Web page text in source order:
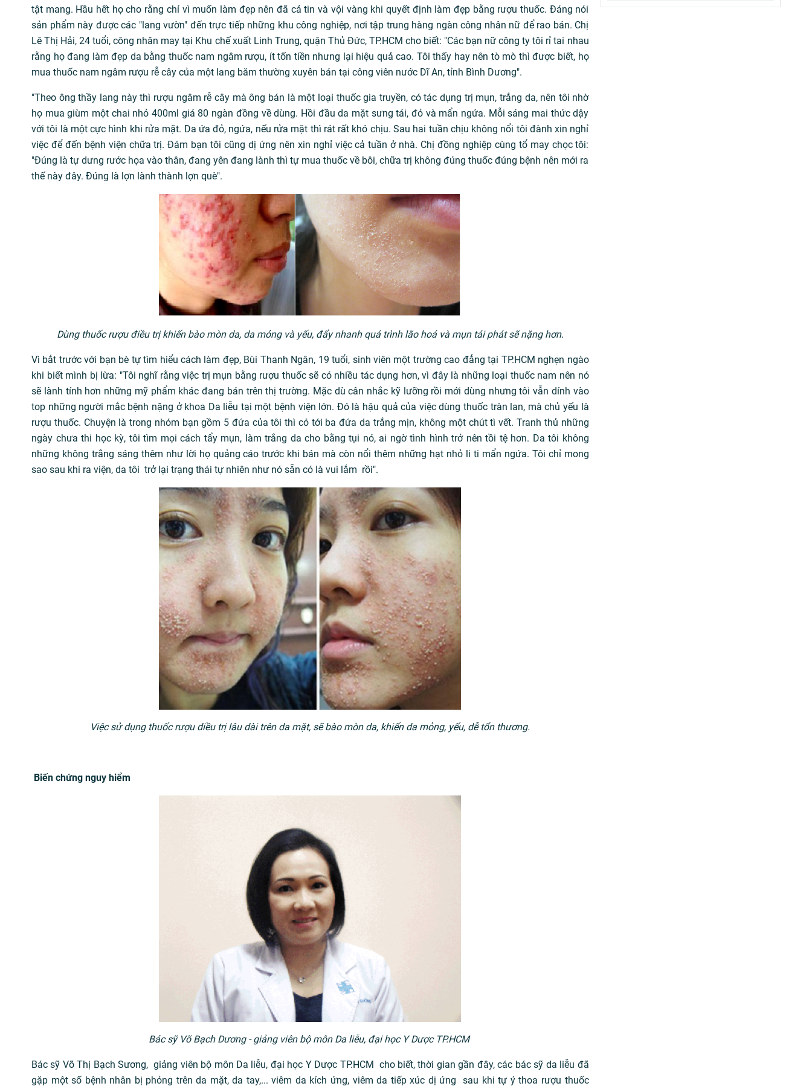
tật mang. Hầu hết họ cho rằng chỉ vì muốn làm đẹp nên đã cả tin và vội vàng khi quyết định làm đẹp bằng rượu thuốc. Đáng nói
sản phẩm này được các "lang vườn" đến trực tiếp những khu công nghiệp, nơi tập trung hàng ngàn công nhân nữ để rao bán. Chị
Lê Thị Hải, 24 tuổi, công nhân may tại Khu chế xuất Linh Trung, quận Thủ Đức, TP.HCM cho biết: "Các bạn nữ công ty tôi rỉ tai nhau
rằng họ đang làm đẹp da bằng thuốc nam ngâm rượu, ít tốn tiền nhưng lại hiệu quả cao. Tôi thấy hay nên tò mò thì được biết, họ
mua thuốc nam ngâm rượu rễ cây của một lang băm thường xuyên bán tại công viên nước Dĩ An, tỉnh Bình Dương".
"Theo ông thầy lang này thì rượu ngâm rễ cây mà ông bán là một loại thuốc gia truyền, có tác dụng trị mụn, trắng da, nên tôi nhờ
họ mua giùm một chai nhỏ 400ml giá 80 ngàn đồng về dùng. Hồi đầu da mặt sưng tái, đỏ và mẩn ngứa. Mỗi sáng mai thức dậy
với tôi là một cực hình khi rửa mặt. Da ứa đỏ, ngứa, nếu rửa mặt thì rát rất khó chịu. Sau hai tuần chịu không nổi tôi đành xin nghỉ
việc để đến bệnh viện chữa trị. Đám bạn tôi cũng dị ứng nên xin nghỉ việc cả tuần ở nhà. Chị đồng nghiệp cùng tổ may chọc tôi:
"Đúng là tự dưng rước họa vào thân, đang yên đang lành thì tự mua thuốc về bôi, chữa trị không đúng thuốc đúng bệnh nên mới ra
thế này đây. Đúng là lợn lành thành lợn què".
Dùng thuốc rượu điều trị khiến bào mòn da, da mỏng và yếu, đẩy nhanh quá trình lão hoá và mụn tái phát sẽ nặng hơn.
Vì bắt trước với bạn bè tự tìm hiểu cách làm đẹp, Bùi Thanh Ngân, 19 tuổi, sinh viên một trường cao đẳng tại TP.HCM nghẹn ngào
khi biết mình bị lừa: "Tôi nghĩ rằng việc trị mụn bằng rượu thuốc sẽ có nhiều tác dụng hơn, vì đây là những loại thuốc nam nên nó
sẽ lành tính hơn những mỹ phẩm khác đang bán trên thị trường. Mặc dù cân nhắc kỹ lưỡng rồi mới dùng nhưng tôi vẫn dính vào
top những người mắc bệnh nặng ở khoa Da liễu tại một bệnh viện lớn. Đó là hậu quả của việc dùng thuốc tràn lan, mà chủ yếu là
rượu thuốc. Chuyện là trong nhóm bạn gồm 5 đứa của tôi thì có tới ba đứa da trắng mịn, không một chút tì vết. Tranh thủ những
ngày chưa thi học kỳ, tôi tìm mọi cách tẩy mụn, làm trắng da cho bằng tụi nó, ai ngờ tình hình trở nên tồi tệ hơn. Da tôi không
những không trắng sáng thêm như lời họ quảng cáo trước khi bán mà còn nổi thêm những hạt nhỏ li ti mẩn ngứa. Tôi chỉ mong
sao sau khi ra viện, da tôi trở lại trạng thái tự nhiên như nó sẵn có là vui lắm rồi".
Việc sử dụng thuốc rượu diều trị lâu dài trên da mặt, sẽ bào mòn da, khiến da mỏng, yếu, dễ tổn thương.
Biến chứng nguy hiểm
Bác sỹ Võ Bạch Dương - giảng viên bộ môn Da liễu, đại học Y Dược TP.HCM
Bác sỹ Võ Thị Bạch Sương, giảng viên bộ môn Da liễu, đại học Y Dược TP.HCM cho biết, thời gian gần đây, các bác sỹ da liễu đã
gặp một số bệnh nhân bị phỏng trên da mặt, da tay,... viêm da kích ứng, viêm da tiếp xúc dị ứng sau khi tự ý thoa rượu thuốc